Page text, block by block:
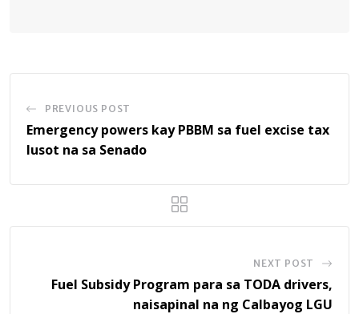
PREVIOUS POST
Emergency powers kay PBBM sa fuel excise tax
lusot na sa Senado
NEXT POST
Fuel Subsidy Program para sa TODA drivers,
naisapinal na ng Calbayog LGU